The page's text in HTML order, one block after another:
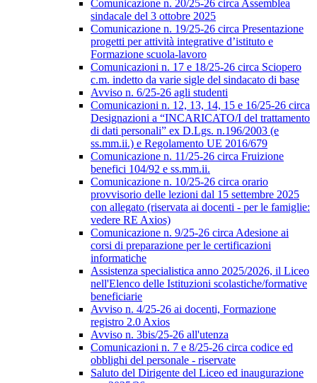
Comunicazione n. 20/25-26 circa Assemblea
sindacale del 3 ottobre 2025
Comunicazione n. 19/25-26 circa Presentazione
progetti per attività integrative d’istituto e
Formazione scuola-lavoro
Comunicazioni n. 17 e 18/25-26 circa Sciopero
c.m. indetto da varie sigle del sindacato di base
Avviso n. 6/25-26 agli studenti
Comunicazioni n. 12, 13, 14, 15 e 16/25-26 circa
Designazioni a “INCARICATO/I del trattamento
di dati personali” ex D.Lgs. n.196/2003 (e
ss.mm.ii.) e Regolamento UE 2016/679
Comunicazione n. 11/25-26 circa Fruizione
benefici 104/92 e ss.mm.ii.
Comunicazione n. 10/25-26 circa orario
provvisorio delle lezioni dal 15 settembre 2025
con allegato (riservata ai docenti - per le famiglie:
vedere RE Axios)
Comunicazione n. 9/25-26 circa Adesione ai
corsi di preparazione per le certificazioni
informatiche
Assistenza specialistica anno 2025/2026, il Liceo
nell'Elenco delle Istituzioni scolastiche/formative
beneficiarie
Avviso n. 4/25-26 ai docenti, Formazione
registro 2.0 Axios
Avviso n. 3bis/25-26 all'utenza
Comunicazioni n. 7 e 8/25-26 circa codice ed
obblighi del personale - riservate
Saluto del Dirigente del Liceo ed inaugurazione